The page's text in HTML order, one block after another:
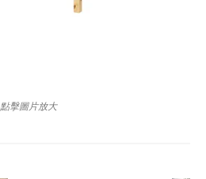
點擊圖片放大